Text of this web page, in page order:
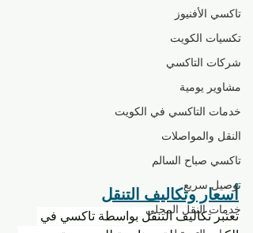
تاكسي الأفنيوز
تكسيات الكويت
شركات التاكسي
مشاوير يومية
خدمات التاكسي في الكويت
النقل والمواصلات
تاكسي صباح السالم
توصيل سريع
خدمات النقل المحلي
أسعار وتكاليف التنقل
تعتبر تكاليف التنقل بواسطة تاكسي في